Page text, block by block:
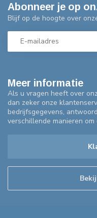
Meer informatie
Als u vragen heeft over
dan zeker onze
bedrijfsgegevens,
verschillende manieren
Abonneer je op
Blijf op de hoogte over